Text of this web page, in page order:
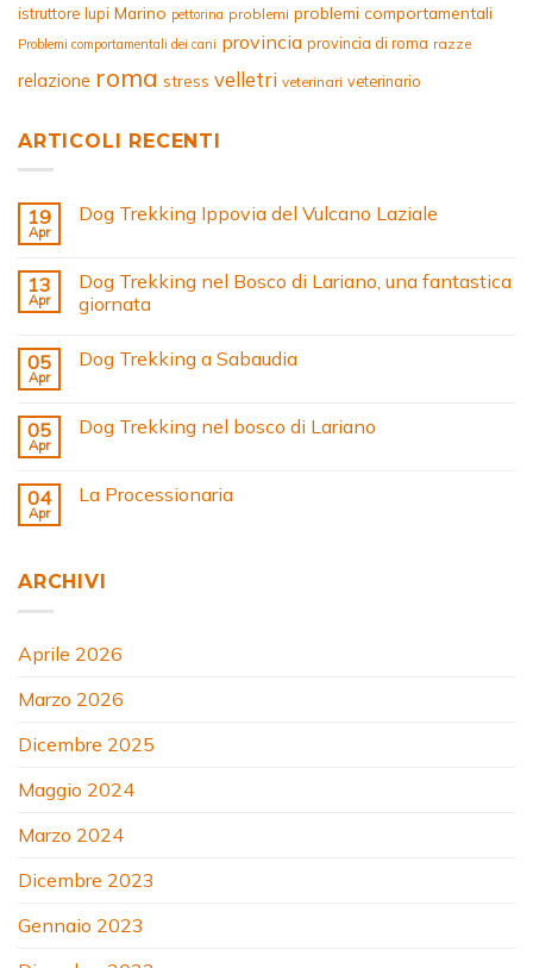
istruttore lupi Marino pettorina problemi problemi comportamentali
Problemi comportamentali dei cani provincia provincia di roma razze
relazione roma stress velletri veterinari veterinario
ARTICOLI RECENTI
19
Apr
Dog Trekking Ippovia del Vulcano Laziale
13
Apr
Dog Trekking nel Bosco di Lariano, una fantastica
giornata
05
Apr
Dog Trekking a Sabaudia
05
Apr
Dog Trekking nel bosco di Lariano
04
Apr
La Processionaria
ARCHIVI
Aprile 2026
Marzo 2026
Dicembre 2025
Maggio 2024
Marzo 2024
Dicembre 2023
Gennaio 2023